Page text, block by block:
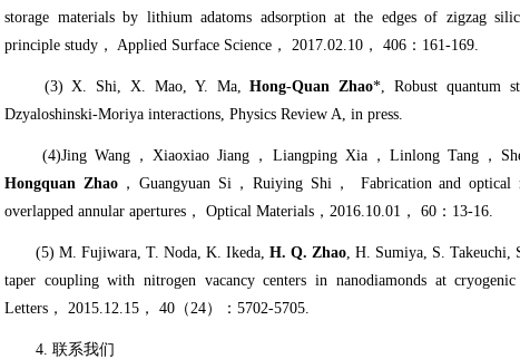
storage materials by lithium adatoms adsorption at the edges of zigzag
principle study ， Applied Surface Science ， 2017.02.10 ， 406 ： 161-169.
(3) X. Shi, X. Mao, Y. Ma,Hong-Quan Zhao*, Robust quantum
Dzyaloshinski-Moriya interactions, Physics Review A, in press.
(4)Jing Wang ，Xiaoxiao Jiang ， Liangping Xia， Linlong Tang，
Hongquan Zhao，Guangyuan Si ，Ruiying Shi ，
Fabrication and optical
overlapped annular apertures ， Optical Materials ， 2016.10.01 ， 60 ： 13-16.
(5) M. Fujiwara, T. Noda, K. Ikeda, H. Q. Zhao , H. Sumiya, S.
taper coupling with nitrogen vacancy centers in nanodiamonds at cryogenic
Letters ， 2015.12.15 ， 40 （ 24）： 5702-5705.
4. 联系我们